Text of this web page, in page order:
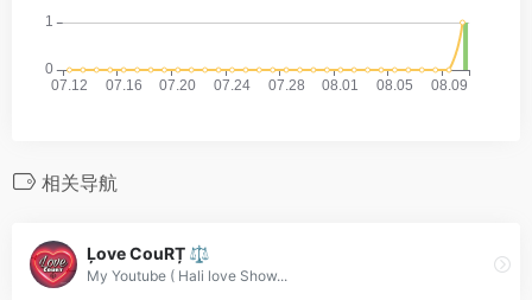
相关导航
Ļove CouRȚ ⚖️
My Youtube ( Hali love Show...